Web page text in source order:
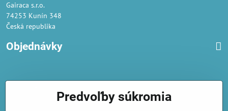
Gairaca s.r.o.
74253 Kunín 348
Česká republika
Objednávky
Podmienky ochrany osobných údajov
Predvoľby súkromia